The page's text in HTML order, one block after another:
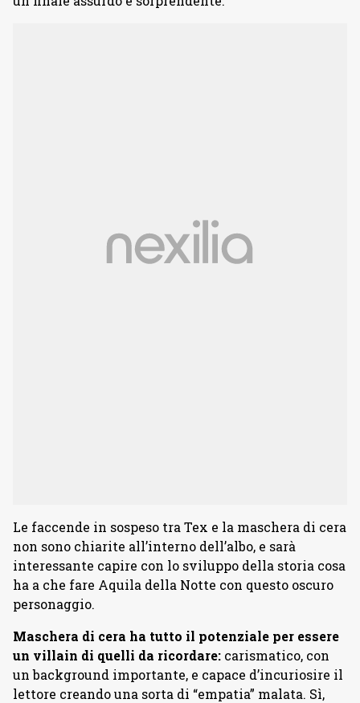
Le faccende in sospeso tra Tex e la maschera di cera
non sono chiarite all’interno dell’albo, e sarà
interessante capire con lo sviluppo della storia cosa
ha a che fare Aquila della Notte con questo oscuro
personaggio.
Maschera di cera ha tutto il potenziale per essere
un villain di quelli da ricordare: carismatico, con
un background importante, e capace d’incuriosire il
lettore creando una sorta di “empatia” malata. Sì,